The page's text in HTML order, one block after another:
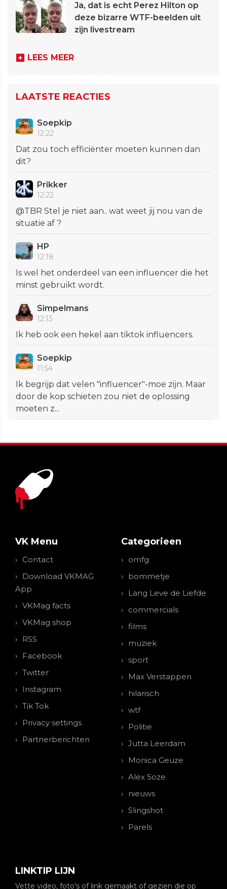
Ja, dat is echt Perez Hilton op
deze bizarre WTF-beelden uit
zijn livestream
LEES MEER
LAATSTE REACTIES
Soepkip
12:22
Dat zou toch efficiënter moeten kunnen dan
dit?
Prikker
12:22
@TBR Stel je niet aan.. wat weet jij nou van de
situatie af ?
HP
12:18
Is wel het onderdeel van een influencer die het
minst gebruikt wordt.
Simpelmans
12:13
Ik heb ook een hekel aan tiktok influencers.
Soepkip
11:54
Ik begrijp dat velen "influencer"-moe zijn. Maar
door de kop schieten zou niet de oplossing
moeten z...
VK Menu
Contact
Download VKMAG
App
VKMag facts
VKMag shop
RSS
Facebook
Twitter
Instagram
Tik Tok
Privacy settings
Partnerberichten
Categorieen
omfg
bommetje
Lang Leve de Liefde
commercials
films
muziek
sport
Max Verstappen
hilarisch
wtf
Politie
Jutta Leerdam
Monica Geuze
Alex Soze
nieuws
Slingshot
Parels
LINKTIP LIJN
Vette video, foto's of link gemaakt of gezien die op